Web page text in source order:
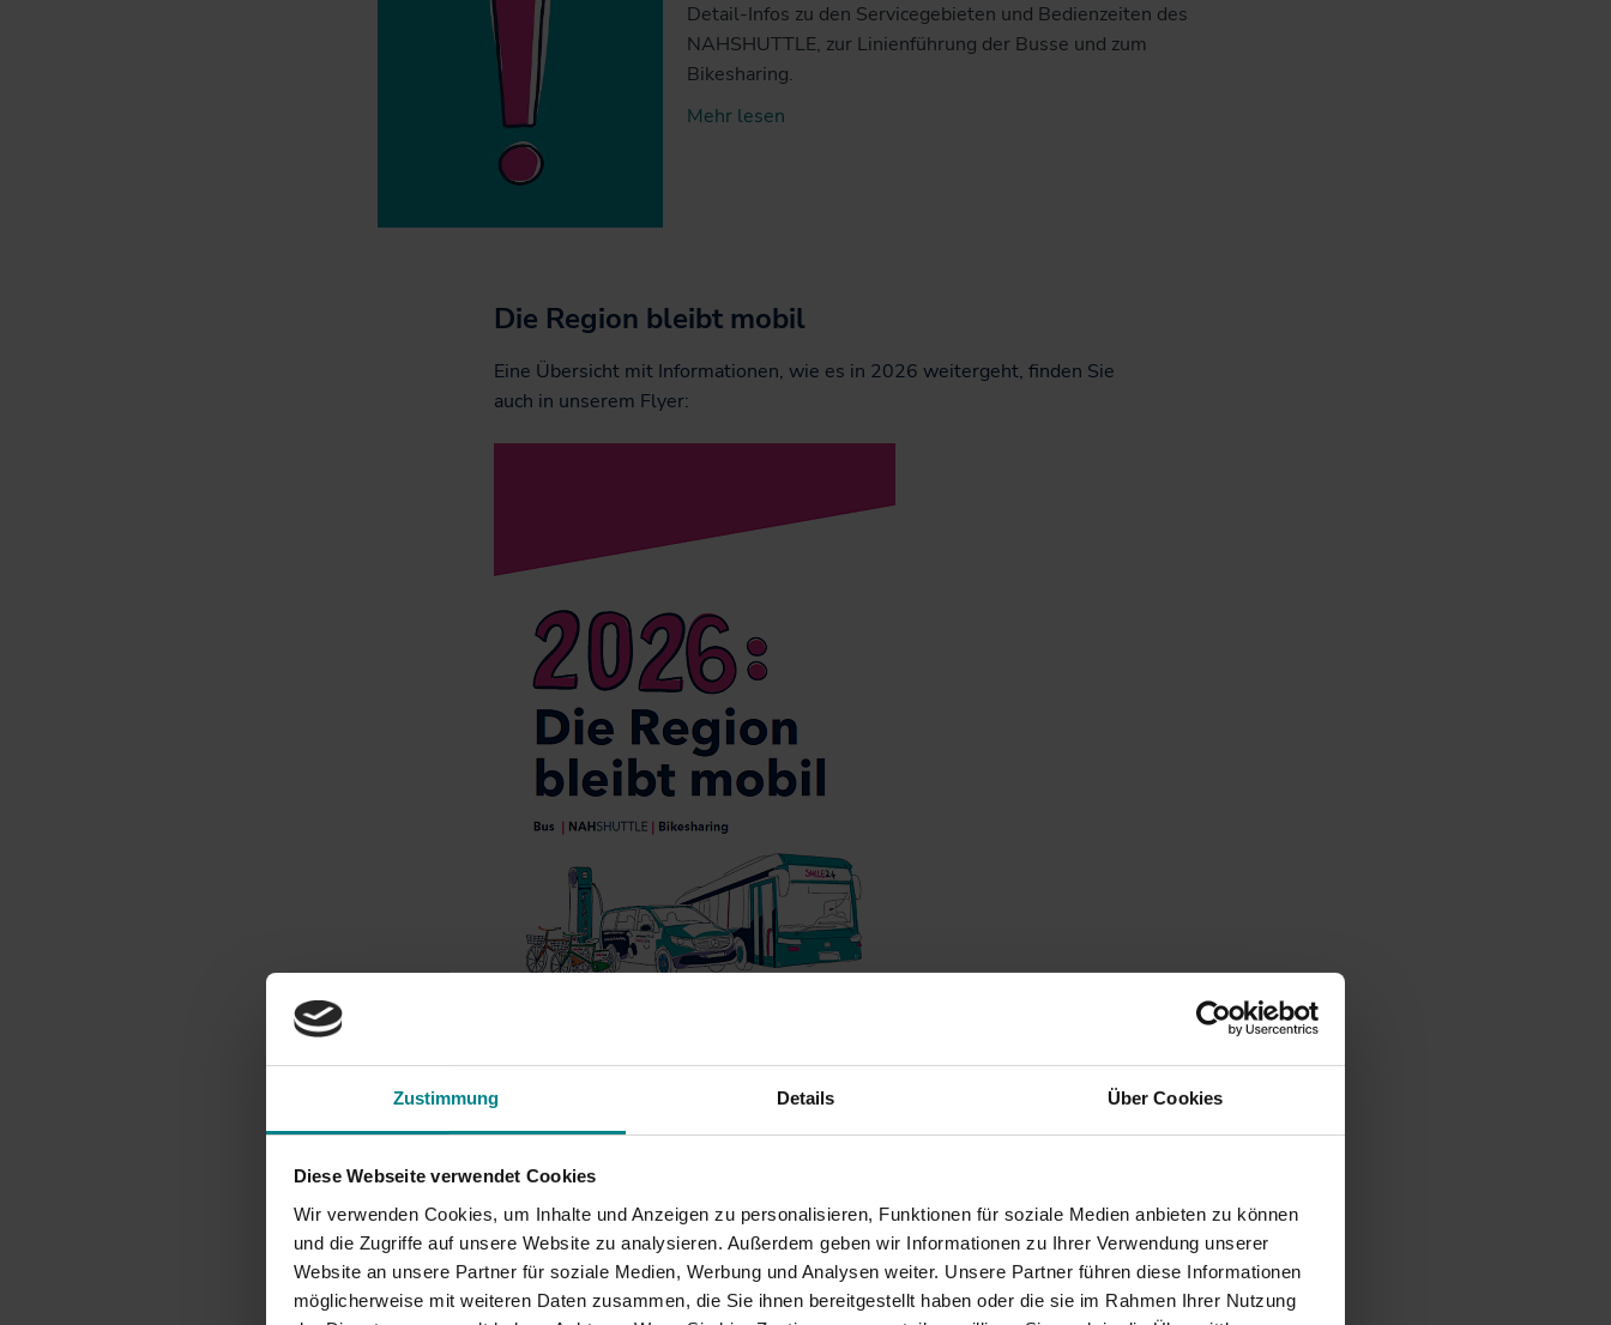
Zustimmung Details Über Cookies
Diese Webseite verwendet Cookies
Wir verwenden Cookies, um Inhalte und Anzeigen zu personalisieren, Funktionen für soziale Medien anbieten zu können
und die Zugriffe auf unsere Website zu analysieren. Außerdem geben wir Informationen zu Ihrer Verwendung unserer
Website an unsere Partner für soziale Medien, Werbung und Analysen weiter. Unsere Partner führen diese Informationen
möglicherweise mit weiteren Daten zusammen, die Sie ihnen bereitgestellt haben oder die sie im Rahmen Ihrer Nutzung
Detail-Infos zu den Servicegebieten und Bedienzeiten des
NAHSHUTTLE, zur Linienführung der Busse und zum
Bikesharing.
Mehr lesen
Die Region bleibt mobil
Eine Übersicht mit Informationen, wie es in 2026 weitergeht, finden Sie
auch in unserem Flyer: